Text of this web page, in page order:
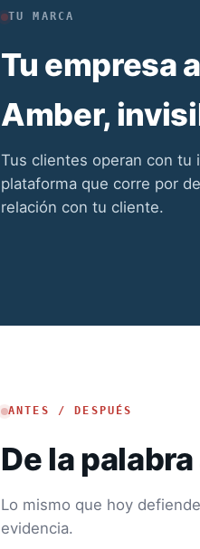
TU MARCA
Tu empresa
Amber,
Tus clientes operan con tu
plataforma que corre por
relación con tu cliente.
ANTES / DESPUÉS
De la
Lo mismo que hoy
evidencia.